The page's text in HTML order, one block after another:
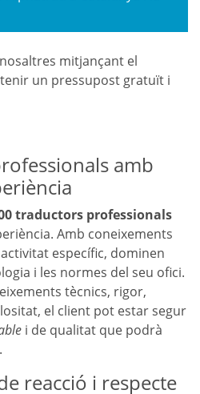
mitjançant el
un pressupost gratuït i
amb
traductors professionals
Amb coneixements
específic, dominen
i les normes del seu ofici.
tècnics, rigor,
el client pot estar segur
i de qualitat que podrà
reacció i respecte